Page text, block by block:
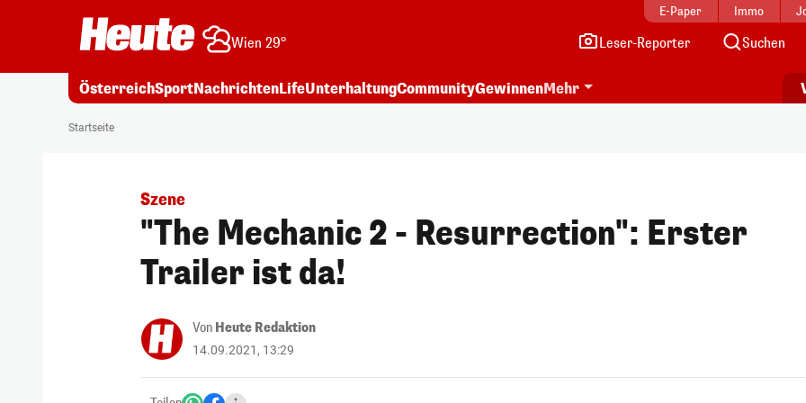
E-Paper Immo
Wien 29° Leser-Reporter Suchen
ÖsterreichSportNachrichtenLifeUnterhaltungCommunityGewinnenMehr
Startseite
Szene
"The Mechanic 2 - Resurrection": Erster
Trailer ist da!
Von Heute Redaktion
14.09.2021, 13:29